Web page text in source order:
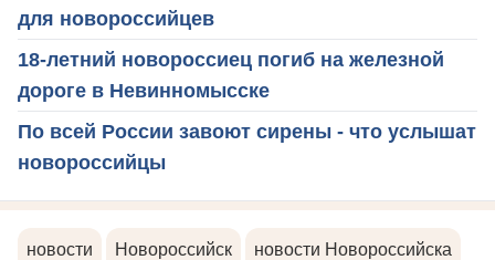
для новороссийцев
18-летний новороссиец погиб на железной
дороге в Невинномысске
По всей России завоют сирены - что услышат
новороссийцы
новости Новороссийск новости Новороссийска